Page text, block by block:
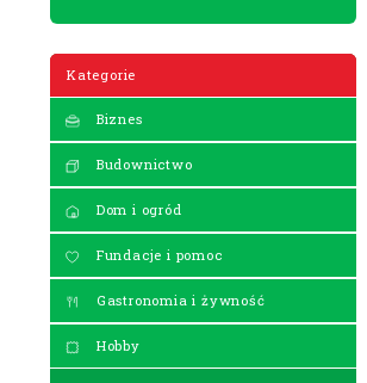
Kategorie
Biznes
Budownictwo
Dom i ogród
Fundacje i pomoc
Gastronomia i żywność
Hobby